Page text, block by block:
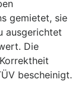
gemietet, sie
ausgerichtet
Die
bescheinigt.